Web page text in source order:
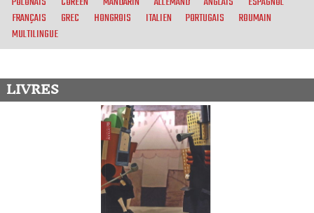
FRANÇAIS
GREC HONGROIS ITALIEN PORTUGAIS
ROUMAIN
MULTILINGUE
LIVRES